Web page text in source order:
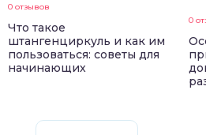
0 отзывов
Что такое
штангенциркуль и как им
пользоваться: советы для
начинающих
0